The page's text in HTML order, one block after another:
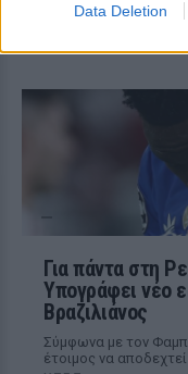
Data Deletion
Για πάντα στη
Υπογράφει νέο
Βραζιλιάνος
Σύμφωνα με τον
έτοιμος να